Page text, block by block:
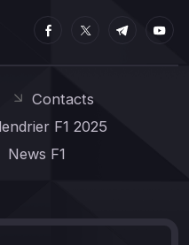
Contacts
F1 2025
News F1